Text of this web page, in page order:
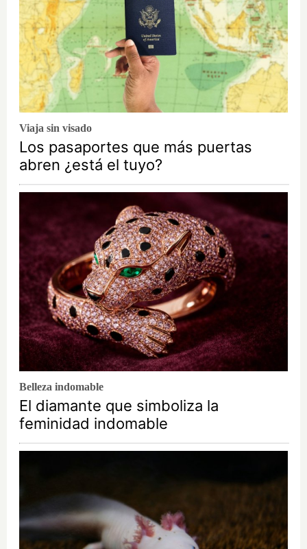
Viaja sin visado
Los pasaportes que más puertas
abren ¿está el tuyo?
Belleza indomable
El diamante que simboliza la
feminidad indomable